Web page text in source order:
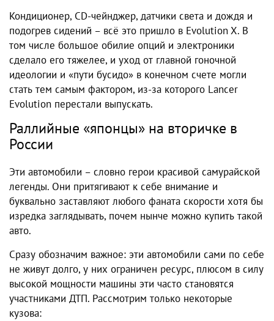
Кондиционер, CD-чейнджер, датчики света и дождя и
подогрев сидений – всё это пришло в Evolution X. В
том числе большое обилие опций и электроники
сделало его тяжелее, и уход от главной гоночной
идеологии и «пути бусидо» в конечном счете могли
стать тем самым фактором, из-за которого Lancer
Evolution перестали выпускать.
Раллийные «японцы» на вторичке в
России
Эти автомобили – словно герои красивой самурайской
легенды. Они притягивают к себе внимание и
буквально заставляют любого фаната скорости хотя бы
изредка заглядывать, почем нынче можно купить такой
авто.
Сразу обозначим важное: эти автомобили сами по себе
не живут долго, у них ограничен ресурс, плюсом в силу
высокой мощности машины эти часто становятся
участниками ДТП. Рассмотрим только некоторые
кузова: